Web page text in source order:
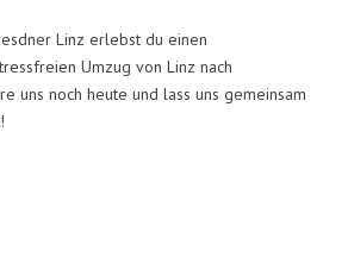
Linz erlebst du einen
Umzug von Linz nach
uns noch heute und lass uns gemeinsam